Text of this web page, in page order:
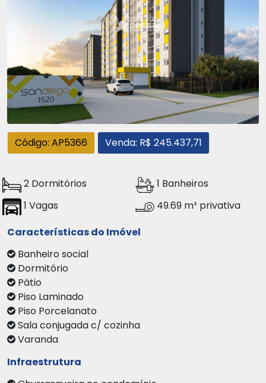
Código: AP5366 Venda: R$ 245.437,71
2 Dormitórios
1 Banheiros
1 Vagas
49.69 m² privativa
Características do Imóvel
Banheiro social
Dormitório
Pátio
Piso Laminado
Piso Porcelanato
Sala conjugada c/ cozinha
Varanda
Infraestrutura